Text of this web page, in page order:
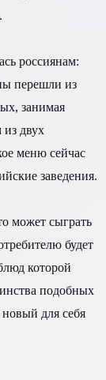
россиянам:
перешли из
занимая
двух
меню сейчас
заведения.
может сыграть
будет
которой
подобных
для себя